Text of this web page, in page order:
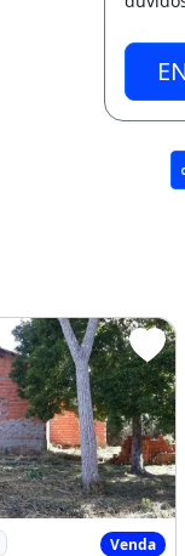
Se Linda
Venda